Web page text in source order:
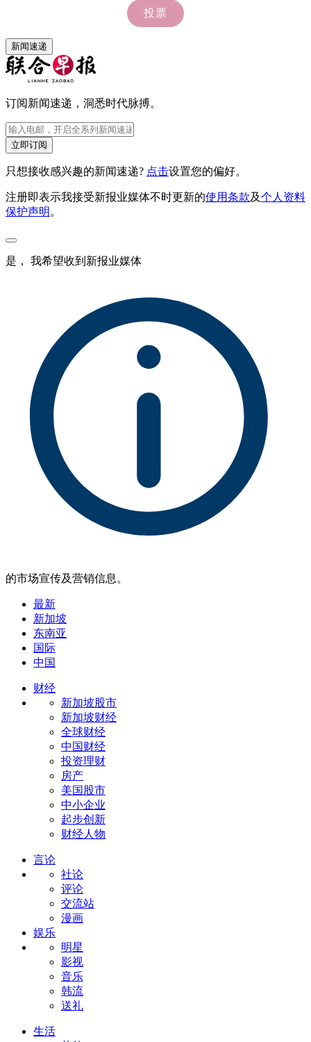
新闻速递
订阅新闻速递，洞悉时代脉搏。
立即订阅
只想接收感兴趣的新闻速递? 点击设置您的偏好。
注册即表示我接受新报业媒体不时更新的使用条款及个人资料
保护声明。
是， 我希望收到新报业媒体
的市场宣传及营销信息。
最新
新加坡
东南亚
国际
中国
财经
新加坡股市
新加坡财经
全球财经
中国财经
投资理财
房产
美国股市
中小企业
起步创新
财经人物
言论
社论
评论
交流站
漫画
娱乐
明星
影视
音乐
韩流
送礼
生活